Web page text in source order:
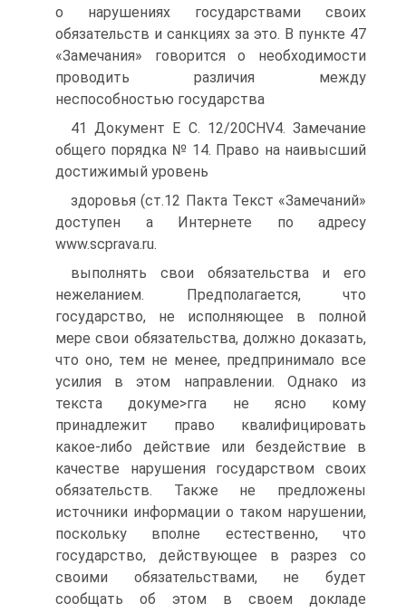
о нарушениях государствами своих
обязательств и санкциях за это. В пункте 47
«Замечания» говорится о необходимости
проводить различия между
неспособностью государства
41 Документ Е С. 12/20CHV4. Замечание
общего порядка № 14. Право на наивысший
достижимый уровень
здоровья (ст.12 Пакта Текст «Замечаний»
доступен а Интернете по адресу
www.scprava.ru.
выполнять свои обязательства и его
нежеланием. Предполагается, что
государство, не исполняющее в полной
мере свои обязательства, должно доказать,
что оно, тем не менее, предпринимало все
усилия в этом направлении. Однако из
текста докуме>гга не ясно кому
принадлежит право квалифицировать
какое-либо действие или бездействие в
качестве нарушения государством своих
обязательств. Также не предложены
источники информации о таком нарушении,
поскольку вполне естественно, что
государство, действующее в разрез со
своими обязательствами, не будет
сообщать об этом в своем докладе